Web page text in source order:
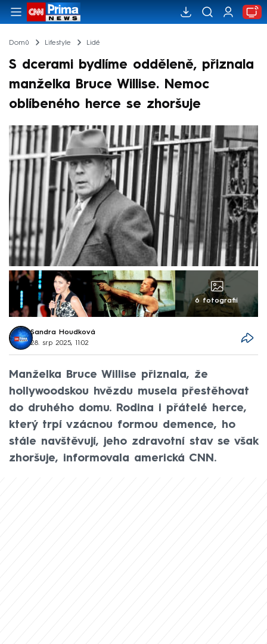
Domů Lifestyle Lidé
S dcerami bydlíme odděleně, přiznala
manželka Bruce Willise. Nemoc
oblíbeného herce se zhoršuje
6 fotografií
Sandra Houdková
28. srp 2025, 11:02
Manželka Bruce Willise přiznala, že
hollywoodskou hvězdu musela přestěhovat
do druhého domu. Rodina i přátelé herce,
který trpí vzácnou formou demence, ho
stále navštěvují, jeho zdravotní stav se však
zhoršuje, informovala americká CNN.